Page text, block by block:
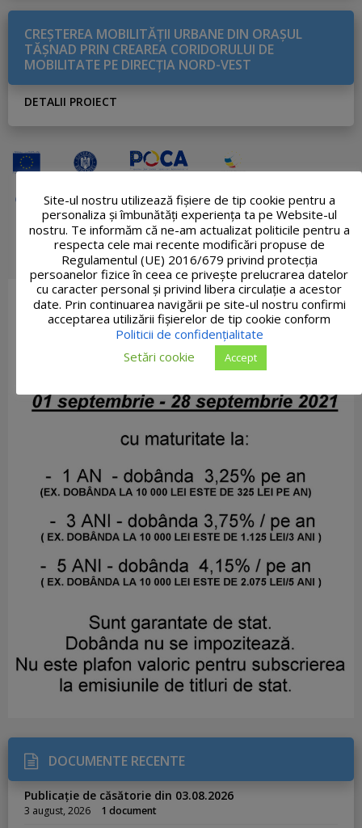
CREŞTEREA MOBILITĂŢII URBANE DIN ORAŞUL
TĂŞNAD PRIN CREAREA CORIDORULUI DE
MOBILITATE PE DIRECŢIA NORD-VEST
DETALII PROIECT
DOCUMENTE RECENTE
Publicație de căsătorie din 03.08.2026
3 august, 2026 1 document
Site-ul nostru utilizează fişiere de tip cookie pentru a
personaliza și îmbunătăți experiența ta pe Website-ul
nostru. Te informăm că ne-am actualizat politicile pentru a
respecta cele mai recente modificări propuse de
Regulamentul (UE) 2016/679 privind protecția
persoanelor fizice în ceea ce privește prelucrarea datelor
cu caracter personal și privind libera circulație a acestor
date. Prin continuarea navigării pe site-ul nostru confirmi
acceptarea utilizării fişierelor de tip cookie conform
Politicii de confidențialitate
Setări cookie
Accept